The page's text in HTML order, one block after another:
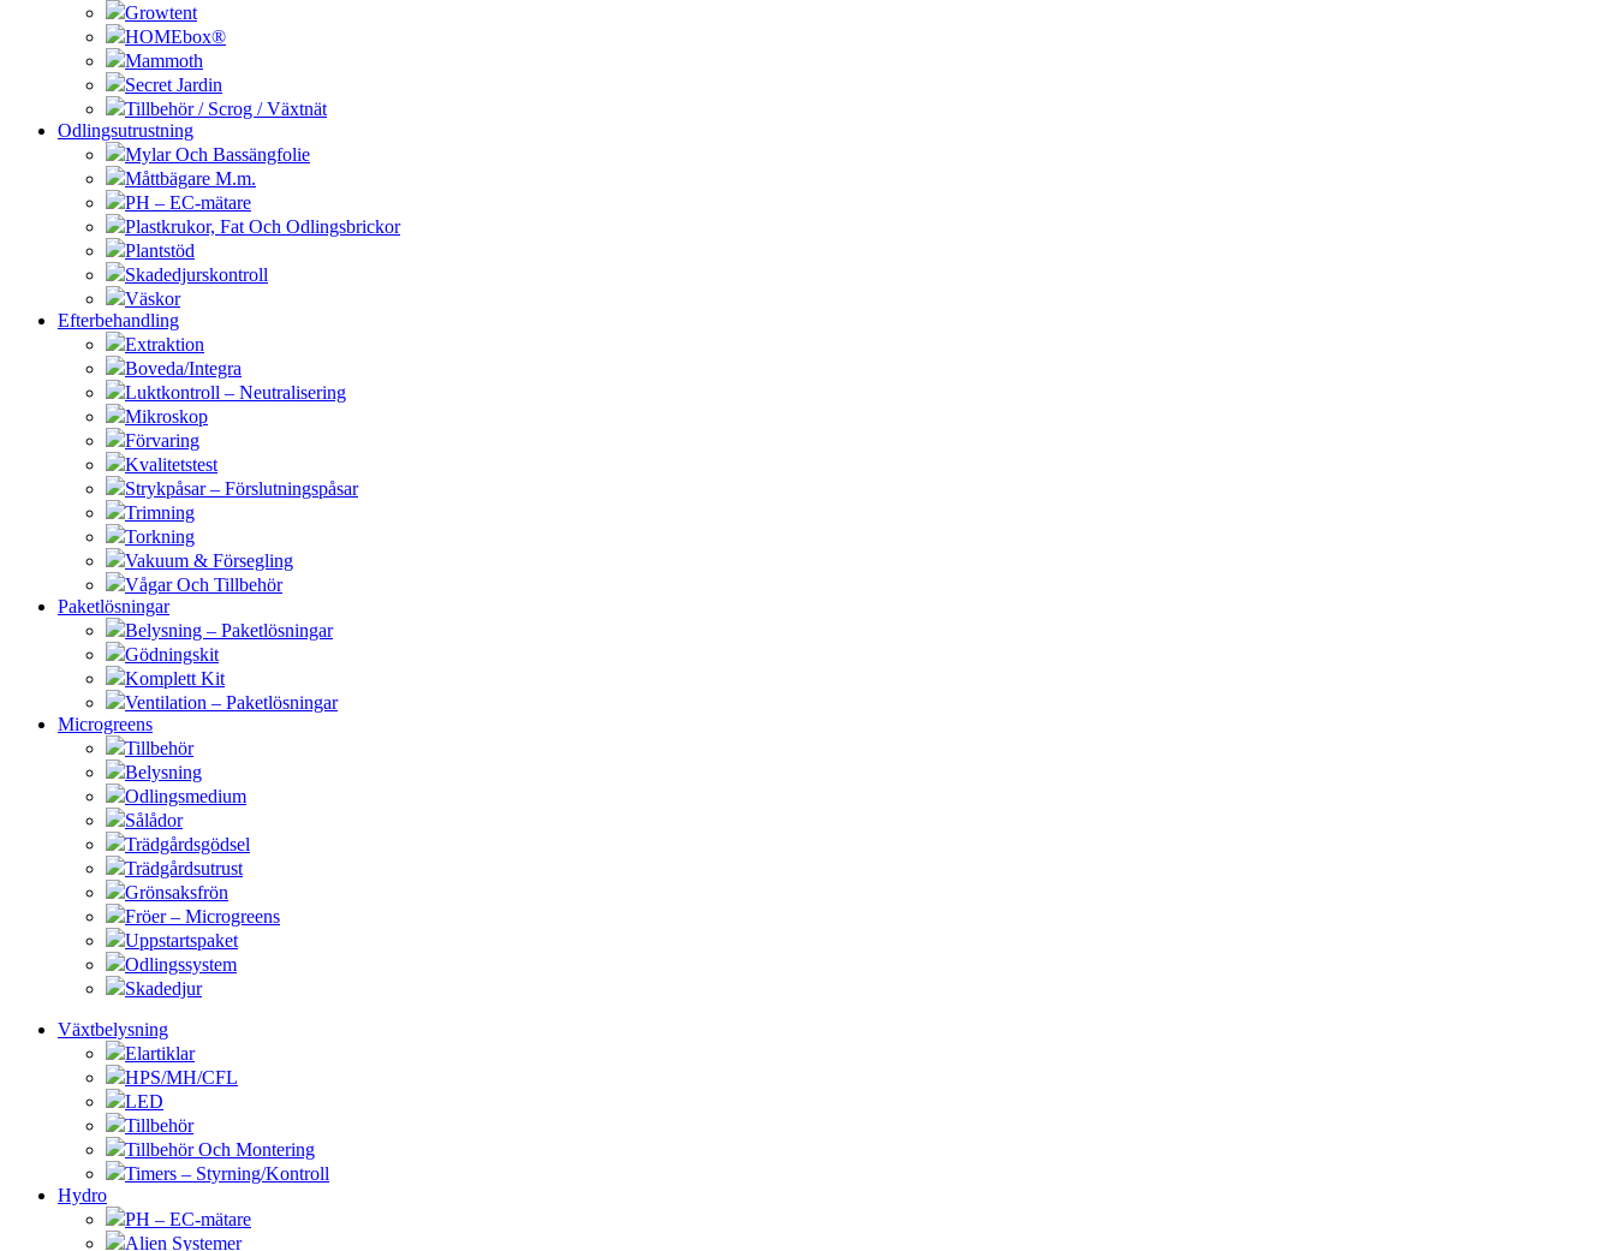
Growtent
HOMEbox®
Mammoth
Secret Jardin
Tillbehör / Scrog / Växtnät
Odlingsutrustning
Mylar Och Bassängfolie
Måttbägare M.m.
PH – EC-mätare
Plastkrukor, Fat Och Odlingsbrickor
Plantstöd
Skadedjurskontroll
Väskor
Efterbehandling
Extraktion
Boveda/Integra
Luktkontroll – Neutralisering
Mikroskop
Förvaring
Kvalitetstest
Strykpåsar – Förslutningspåsar
Trimning
Torkning
Vakuum & Försegling
Vågar Och Tillbehör
Paketlösningar
Belysning – Paketlösningar
Gödningskit
Komplett Kit
Ventilation – Paketlösningar
Microgreens
Tillbehör
Belysning
Odlingsmedium
Sålådor
Trädgårdsgödsel
Trädgårdsutrust
Grönsaksfrön
Fröer – Microgreens
Uppstartspaket
Odlingssystem
Skadedjur
Växtbelysning
Elartiklar
HPS/MH/CFL
LED
Tillbehör
Tillbehör Och Montering
Timers – Styrning/Kontroll
Hydro
PH – EC-mätare
Alien Systemer